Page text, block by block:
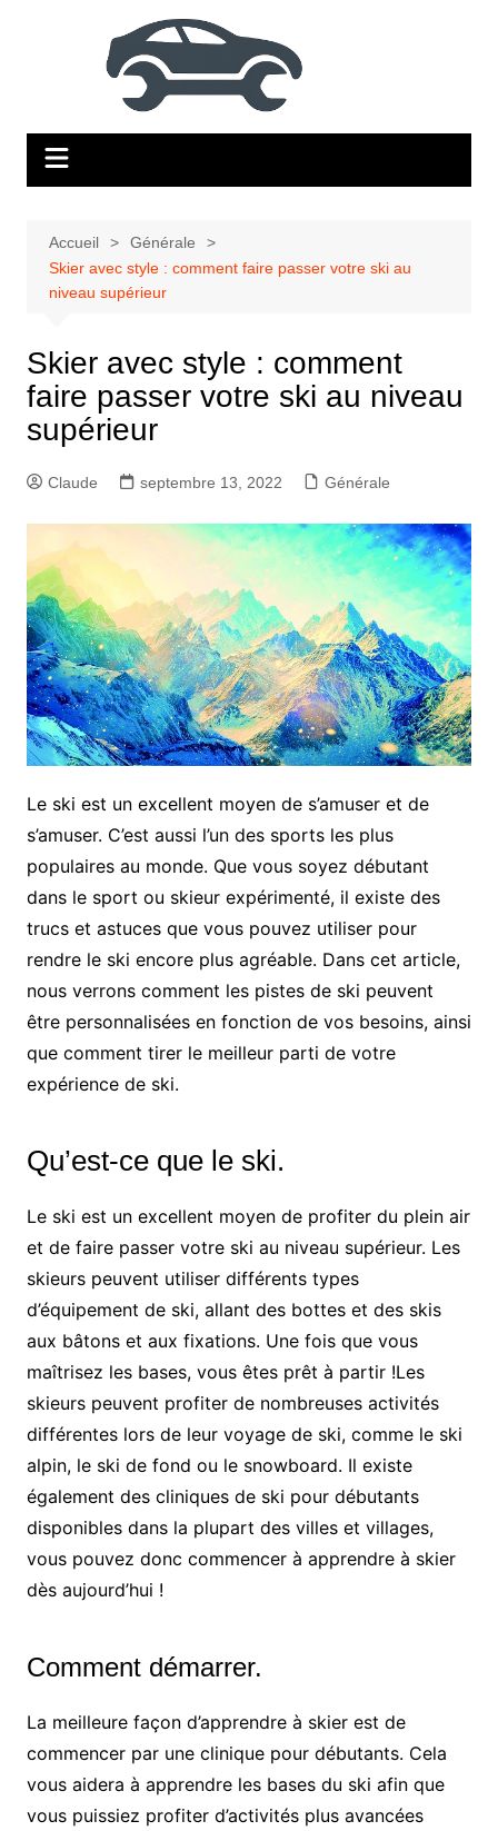
Accueil
Générale
Skier avec style : comment faire passer votre ski au
niveau supérieur
Skier avec style : comment
faire passer votre ski au niveau
supérieur
Claude septembre 13, 2022 Générale
Le ski est un excellent moyen de s’amuser et de
s’amuser. C’est aussi l’un des sports les plus
populaires au monde. Que vous soyez débutant
dans le sport ou skieur expérimenté, il existe des
trucs et astuces que vous pouvez utiliser pour
rendre le ski encore plus agréable. Dans cet article,
nous verrons comment les pistes de ski peuvent
être personnalisées en fonction de vos besoins, ainsi
que comment tirer le meilleur parti de votre
expérience de ski.
Qu’est-ce que le ski.
Le ski est un excellent moyen de profiter du plein air
et de faire passer votre ski au niveau supérieur. Les
skieurs peuvent utiliser différents types
d’équipement de ski, allant des bottes et des skis
aux bâtons et aux fixations. Une fois que vous
maîtrisez les bases, vous êtes prêt à partir !Les
skieurs peuvent profiter de nombreuses activités
différentes lors de leur voyage de ski, comme le ski
alpin, le ski de fond ou le snowboard. Il existe
également des cliniques de ski pour débutants
disponibles dans la plupart des villes et villages,
vous pouvez donc commencer à apprendre à skier
dès aujourd’hui !
Comment démarrer.
La meilleure façon d’apprendre à skier est de
commencer par une clinique pour débutants. Cela
vous aidera à apprendre les bases du ski afin que
vous puissiez profiter d’activités plus avancées